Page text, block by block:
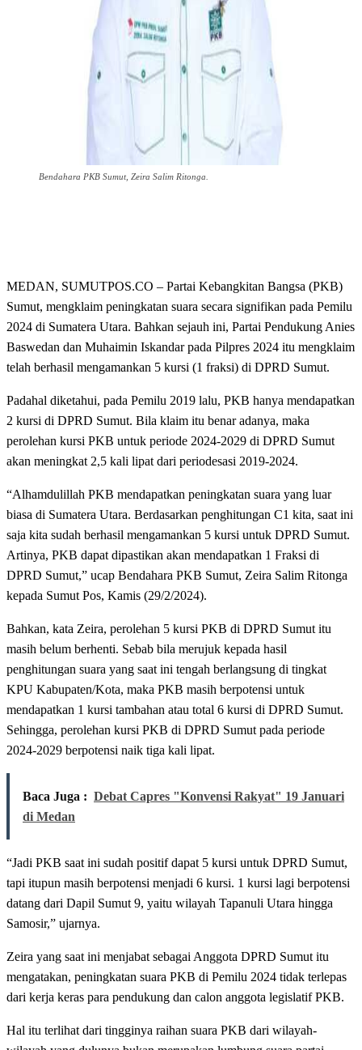
Bendahara PKB Sumut, Zeira Salim Ritonga.
MEDAN, SUMUTPOS.CO – Partai Kebangkitan Bangsa (PKB)
Sumut, mengklaim peningkatan suara secara signifikan pada Pemilu
2024 di Sumatera Utara. Bahkan sejauh ini, Partai Pendukung Anies
Baswedan dan Muhaimin Iskandar pada Pilpres 2024 itu mengklaim
telah berhasil mengamankan 5 kursi (1 fraksi) di DPRD Sumut.
Padahal diketahui, pada Pemilu 2019 lalu, PKB hanya mendapatkan
2 kursi di DPRD Sumut. Bila klaim itu benar adanya, maka
perolehan kursi PKB untuk periode 2024-2029 di DPRD Sumut
akan meningkat 2,5 kali lipat dari periodesasi 2019-2024.
“Alhamdulillah PKB mendapatkan peningkatan suara yang luar
biasa di Sumatera Utara. Berdasarkan penghitungan C1 kita, saat ini
saja kita sudah berhasil mengamankan 5 kursi untuk DPRD Sumut.
Artinya, PKB dapat dipastikan akan mendapatkan 1 Fraksi di
DPRD Sumut,” ucap Bendahara PKB Sumut, Zeira Salim Ritonga
kepada Sumut Pos, Kamis (29/2/2024).
Bahkan, kata Zeira, perolehan 5 kursi PKB di DPRD Sumut itu
masih belum berhenti. Sebab bila merujuk kepada hasil
penghitungan suara yang saat ini tengah berlangsung di tingkat
KPU Kabupaten/Kota, maka PKB masih berpotensi untuk
mendapatkan 1 kursi tambahan atau total 6 kursi di DPRD Sumut.
Sehingga, perolehan kursi PKB di DPRD Sumut pada periode
2024-2029 berpotensi naik tiga kali lipat.
Baca Juga : Debat Capres "Konvensi Rakyat" 19 Januari
di Medan
“Jadi PKB saat ini sudah positif dapat 5 kursi untuk DPRD Sumut,
tapi itupun masih berpotensi menjadi 6 kursi. 1 kursi lagi berpotensi
datang dari Dapil Sumut 9, yaitu wilayah Tapanuli Utara hingga
Samosir,” ujarnya.
Zeira yang saat ini menjabat sebagai Anggota DPRD Sumut itu
mengatakan, peningkatan suara PKB di Pemilu 2024 tidak terlepas
dari kerja keras para pendukung dan calon anggota legislatif PKB.
Hal itu terlihat dari tingginya raihan suara PKB dari wilayah-